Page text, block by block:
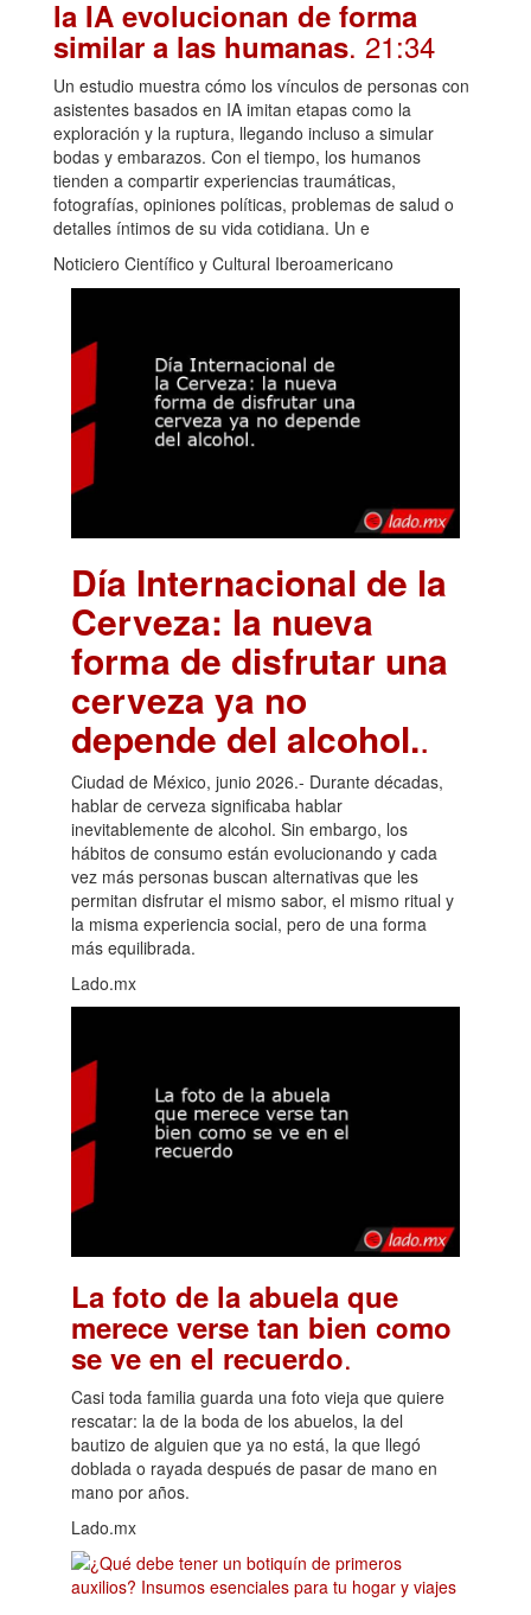
la IA evolucionan de forma
similar a las humanas. 21:34
Un estudio muestra cómo los vínculos de personas con
asistentes basados en IA imitan etapas como la
exploración y la ruptura, llegando incluso a simular
bodas y embarazos. Con el tiempo, los humanos
tienden a compartir experiencias traumáticas,
fotografías, opiniones políticas, problemas de salud o
detalles íntimos de su vida cotidiana. Un e
Noticiero Científico y Cultural Iberoamericano
Día Internacional de la
Cerveza: la nueva
forma de disfrutar una
cerveza ya no
depende del alcohol..
Ciudad de México, junio 2026.- Durante décadas,
hablar de cerveza significaba hablar
inevitablemente de alcohol. Sin embargo, los
hábitos de consumo están evolucionando y cada
vez más personas buscan alternativas que les
permitan disfrutar el mismo sabor, el mismo ritual y
la misma experiencia social, pero de una forma
más equilibrada.
Lado.mx
La foto de la abuela que
merece verse tan bien como
se ve en el recuerdo.
Casi toda familia guarda una foto vieja que quiere
rescatar: la de la boda de los abuelos, la del
bautizo de alguien que ya no está, la que llegó
doblada o rayada después de pasar de mano en
mano por años.
Lado.mx